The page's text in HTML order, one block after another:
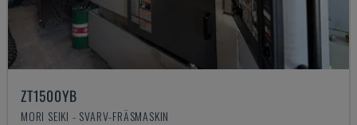
ZT1500YB
MORI SEIKI - SVARV-FRÄSMASKIN